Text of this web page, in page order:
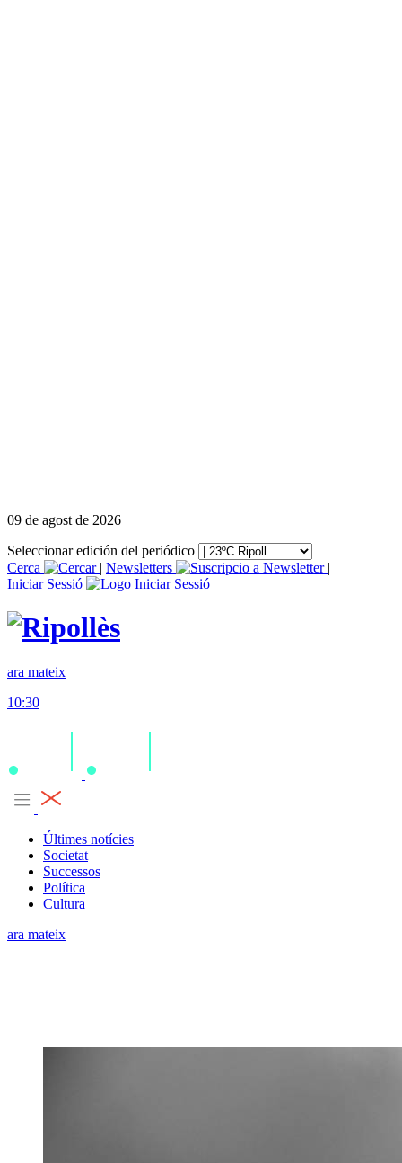
09 de agost de 2026
Seleccionar edición del periódico
Cerca
| Newsletters
|
Iniciar Sessió
ara mateix
10:30
Últimes notícies
Societat
Successos
Política
Cultura
ara mateix